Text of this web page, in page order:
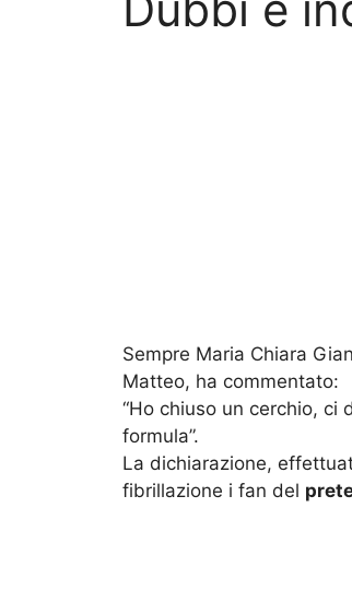
Sempre Maria Chiara
Matteo, ha commentato:
“Ho chiuso un cerchio, ci
formula”.
La dichiarazione,
fibrillazione i fan del